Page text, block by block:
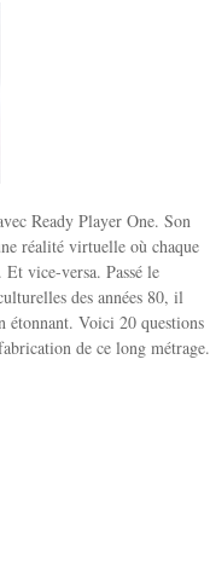
Ready Player One. Son
réalité virtuelle où chaque
vice-versa. Passé le
des années 80, il
étonnant. Voici 20 questions
de ce long métrage.